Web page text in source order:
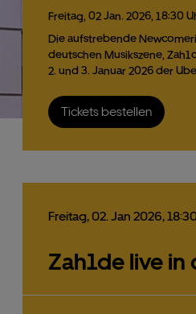
Freitag, 02Jan. 2026, 18:30
Die aufstrebende
deutschen Musikszene,
2. und 3. Januar 2026 der
Tickets bestellen
Freitag,02.Jan 2026,
Zah1de live in